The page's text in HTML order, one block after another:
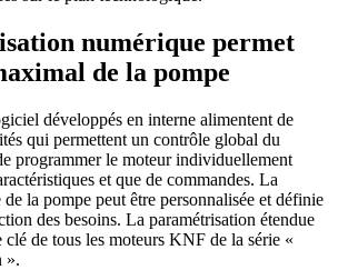
numérique permet
de la pompe
développés en interne alimentent de
qui permettent un contrôle global du
programmer le moteur individuellement
et que de commandes. La
la pompe peut être personnalisée et définie
des besoins. La paramétrisation étendue
clé de tous les moteurs KNF de la série «
».